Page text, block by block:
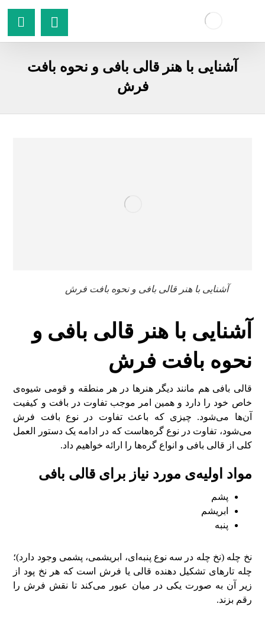
آشنایی با هنر قالی بافی و نحوه بافت
فرش
آشنایی با هنر قالی بافی و نحوه بافت فرش
آشنایی با هنر قالی بافی و
نحوه بافت فرش
قالی بافی هم مانند دیگر هنر‌ها در هر منطقه و قومی شیوه‌ی
خاص خود را دارد و همین امر موجب تفاوت در بافت و کیفیت
آن‌ها می‌شود. چیزی که باعث تفاوت در نوع بافت فرش
می‌شود، تفاوت در نوع گره‌هاست که در ادامه یک دستور العمل
کلی از قالی بافی و انواع گره‌ها را ارائه خواهیم داد.
مواد اولیه‌ی مورد نیاز برای قالی بافی
پشم
ابریشم
پنبه
نخ چله (نخ چله در سه نوع پنبه‌ای، ابریشمی، پشمی وجود دارد)؛
چله تار‌های تشکیل دهنده قالی یا فرش است که هر نخ پود از
زیر آن به صورت یکی در میان عبور می‌کند تا نقش فرش را
رقم بزند.